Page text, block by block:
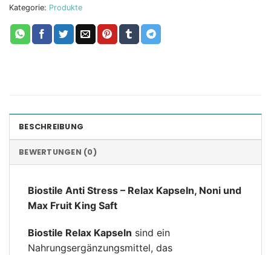
Kategorie: Produkte
BESCHREIBUNG
BEWERTUNGEN (0)
Biostile Anti Stress – Relax Kapseln, Noni und
Max Fruit King Saft
Biostile Relax Kapseln sind ein
Nahrungsergänzungsmittel, das